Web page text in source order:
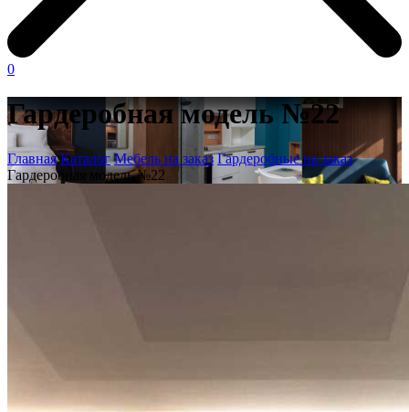
0
Гардеробная модель №22
Главная Каталог Мебель на заказ Гардеробные на заказ
Гардеробная модель №22